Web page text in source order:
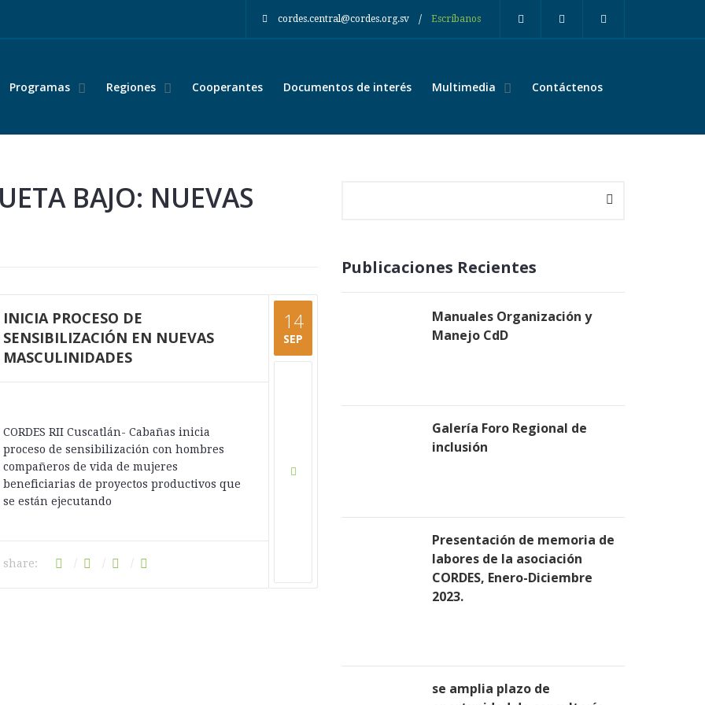
cordes.central@cordes.org.sv / Escríbanos
Programas Regiones Cooperantes Documentos de interés Multimedia Contáctenos
BAJO: NUEVAS
INICIA PROCESO DE
SENSIBILIZACIÓN EN NUEVAS
MASCULINIDADES
CORDES RII Cuscatlán- Cabañas inicia
proceso de sensibilización con hombres
compañeros de vida de mujeres
beneficiarias de proyectos productivos que
se están ejecutando
share:
14
SEP
Publicaciones Recientes
Manuales Organización y
Manejo CdD
Galería Foro Regional de
inclusión
compartir:
Presentación de memoria de
labores de la asociación
CORDES, Enero-Diciembre
2023.
se amplia plazo de